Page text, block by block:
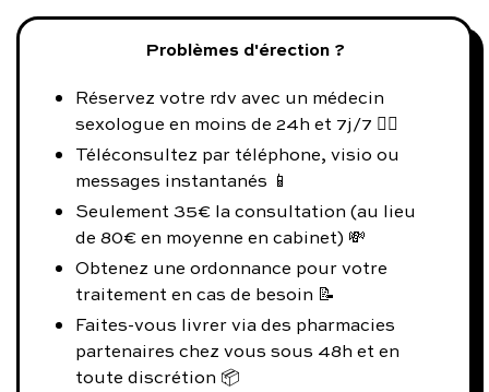
Problèmes d'érection ?
Réservez votre rdv avec un médecin
sexologue en moins de 24h et 7j/7 👨‍⚕️
Téléconsultez par téléphone, visio ou
messages instantanés 📱
Seulement 35€ la consultation (au lieu
de 80€ en moyenne en cabinet) 💸
Obtenez une ordonnance pour votre
traitement en cas de besoin 📝
Faites-vous livrer via des pharmacies
partenaires chez vous sous 48h et en
toute discrétion 📦